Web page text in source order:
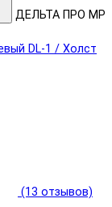
ДЕЛЬТА ПРО MP
(13 отзывов)